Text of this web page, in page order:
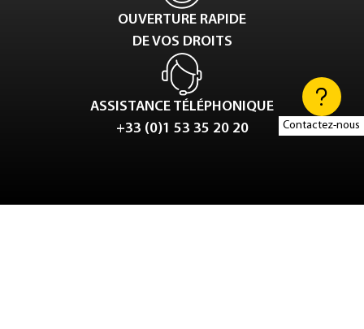
Contactez-nous
OUVERTURE RAPIDE
DE VOS DROITS
ASSISTANCE TÉLÉPHONIQUE
+33 (0)1 53 35 20 20